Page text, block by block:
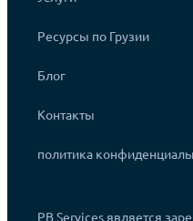
Ресурсы по Грузии
Блог
Контакты
политика
PB Services является